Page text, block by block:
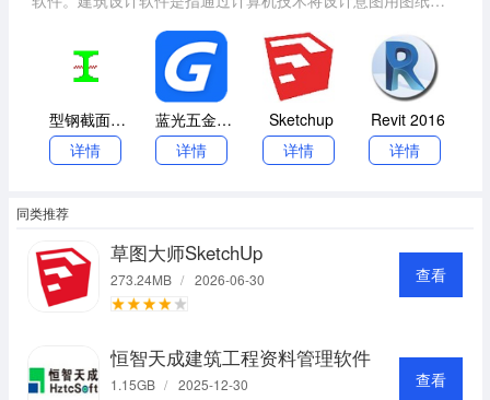
城市规划、建筑设计等领域，在建筑设计软件的辅助下，设计
成果呈现将更加精准美观。为设计师提供更多创新空间的同时
提高了工作效率。
型钢截面特性查询及计算工具
详情
蓝光五金手册
详情
Sketchup
详情
Revit 2016
详情
同类推荐
草图大师SketchUp
273.24MB / 2026-06-30 查看
恒智天成建筑工程资料管理软件
1.15GB / 2025-12-30 查看